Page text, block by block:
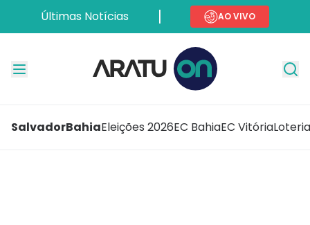
Últimas Notícias AO VIVO
SalvadorBahiaEleições 2026EC BahiaEC Vitória